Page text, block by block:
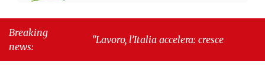
Breaking
news:
"Lavoro, l’Italia accelera: cresce l’occupazione,